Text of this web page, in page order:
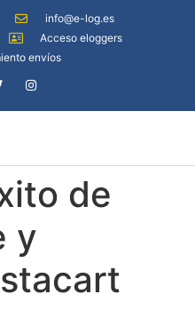
info@e-log.es
Acceso eloggers
envíos
de
y